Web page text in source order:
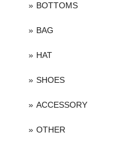
BOTTOMS
BAG
HAT
SHOES
ACCESSORY
OTHER